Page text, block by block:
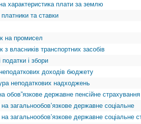
характеристика плати за землю
платники та ставки
на промисел
з власників транспортних засобів
податки і збори
доходів бюджету
неподаткових надходжень
обов”язкове державне пенсійне страхування
загальнообов’язкове державне соціальне
загальнообов’язкове державне соціальне